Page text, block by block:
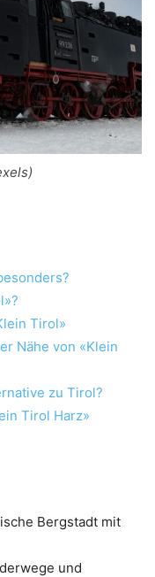
Tirol»
Nähe von «Klein
zu Tirol?
Tirol Harz»
Bergstadt mit
und